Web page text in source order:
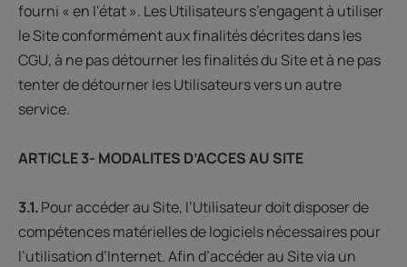
fourni « en l'état ». Les Utilisateurs s’engagent à utiliser
le Site conformément aux finalités décrites dans les
CGU, à ne pas détourner les finalités du Site et à ne pas
tenter de détourner les Utilisateurs vers un autre
service.
ARTICLE 3- MODALITES D’ACCES AU SITE
3.1.Pour accéder au Site, l’Utilisateur doit disposer de
compétences matérielles de logiciels nécessaires pour
l’utilisation d’Internet. Afin d’accéder au Site via un